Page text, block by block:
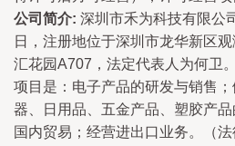
公司简介: 深圳市禾为科技有限公
日，注册地位于深圳市龙华新区
汇花园A707，法定代表人为何卫
项目是：电子产品的研发与销售
器、日用品、五金产品、塑胶产品
国内贸易；经营进出口业务。（